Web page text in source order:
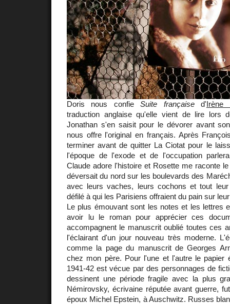
Doris nous confieSuite françaised'Irène
traduction anglaise qu'elle vient de lire lors
Jonathan s'en saisit pour le dévorer avant
nous offre l'original en français. Après
terminer avant de quitter La Ciotat pour le
l'époque de l'exode et de l'occupation
Claude adore l'histoire et Rosette me raconte
déversait du nord sur les boulevards des
avec leurs vaches, leurs cochons et tout leur
défilé à qui les Parisiens offraient du pain sur
Le plus émouvant sont les notes et les lettres
avoir lu le roman pour apprécier ces
accompagnent le manuscrit oublié toutes ces
l'éclairant d'un jour nouveau très moderne.
comme la page du manuscrit de Georges
chez mon père. Pour l'une et l'autre le papier
1941-42 est vécue par des personnages de
dessinent une période fragile avec la plus
Némirovsky, écrivaine réputée avant guerre,
époux Michel Epstein, à Auschwitz. Russes